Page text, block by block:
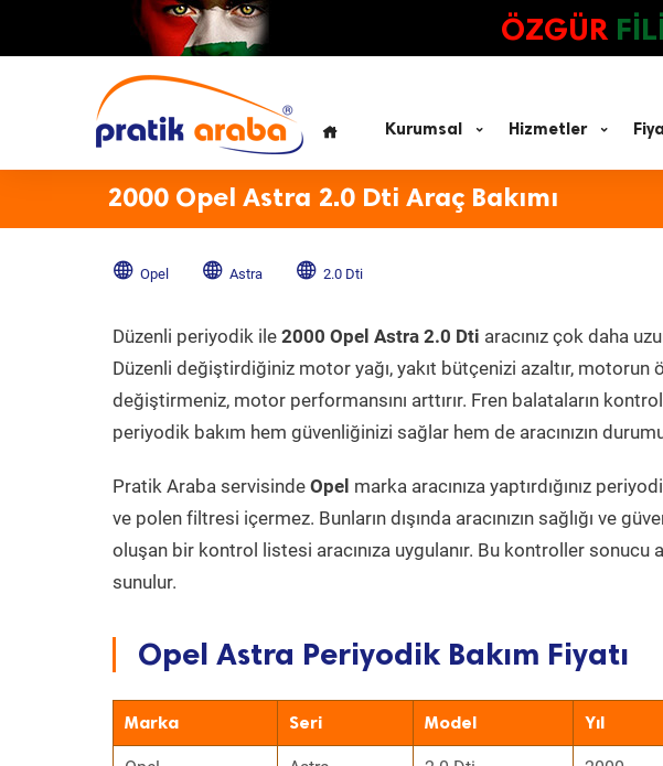
ÖZGÜR
Kurumsal Hizmetler
2000 Opel Astra 2.0 Dti Araç Bakımı
Opel Astra 2.0 Dti
Düzenli periyodik ile 2000 Opel Astra 2.0 Dti aracınız çok daha
Düzenli değiştirdiğiniz motor yağı, yakıt bütçenizi azaltır, motorun
değiştirmeniz, motor performansını arttırır. Fren balataların
periyodik bakım hem güvenliğinizi sağlar hem de aracınızın
Pratik Araba servisinde Opel marka aracınıza yaptırdığınız
ve polen filtresi içermez. Bunların dışında aracınızın sağlığı ve
oluşan bir kontrol listesi aracınıza uygulanır. Bu kontroller sonucu
sunulur.
Opel Astra Periyodik Bakım Fiyatı
Marka Seri Model Yıl